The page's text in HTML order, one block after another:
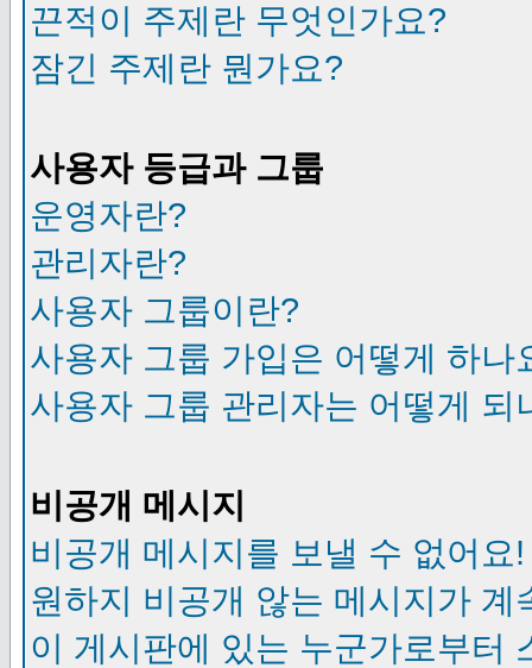
끈적이 주제란 무엇인가요?
잠긴 주제란 뭔가요?
사용자 등급과 그룹
운영자란?
관리자란?
사용자 그룹이란?
사용자 그룹 가입은 어떻게 하나
사용자 그룹 관리자는 어떻게 되
비공개 메시지
비공개 메시지를 보낼 수 없어요!
원하지 비공개 않는 메시지가 계
이 게시판에 있는 누군가로부터